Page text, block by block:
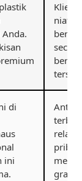
Klien
niat
di
ini
rela
gratis.